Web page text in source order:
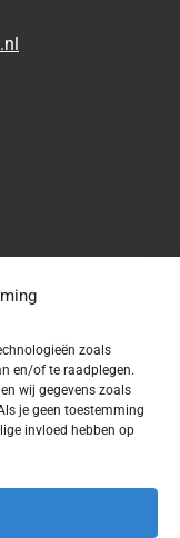
zoals
en/of te raadplegen.
wij gegevens zoals
je geen toestemming
invloed hebben op
informatie en data
op deze site een
niet aan voldoet,